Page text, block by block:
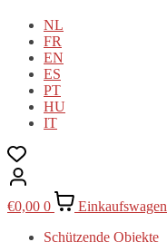
NL
FR
EN
ES
PT
HU
IT
€0,00 0
Einkaufswagen
Schützende Objekte